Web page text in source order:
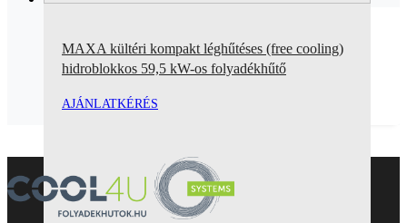
MAXA kültéri kompakt léghűtéses (free cooling)
hidroblokkos 59,5 kW-os folyadékhűtő
AJÁNLATKÉRÉS